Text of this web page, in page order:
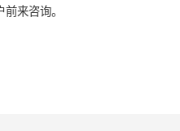
来咨询。